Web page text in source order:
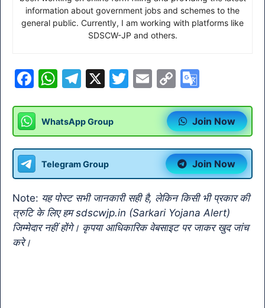
information about government jobs and schemes to the
general public. Currently, I am working with platforms like
SDSCW-JP and others.
F
c
e
b
o
o
k
W
at
s
A
p
p
T
e
gr
a
m
X
T
er
E
ai
l
C
p
y
Li
n
k
o
gl
e
Tr
a
n
sl
WhatsApp Group Join Now
Telegram Group Join Now
Note: यह पोस्ट सभी जानकारी सही है, लेकिन किसी भी प्रकार की
त्रुटि के लिए हम sdscwjp.in (Sarkari Yojana Alert)
जिम्मेदार नहीं होंगे। कृपया आधिकारिक वेबसाइट पर जाकर खुद जांच
करे।